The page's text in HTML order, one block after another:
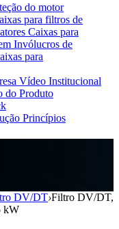
do motor
para filtros de
Caixas para
Invólucros de
para
Vídeo Institucional
do Produto
Princípios
DV/DT›Filtro DV/DT,
kW